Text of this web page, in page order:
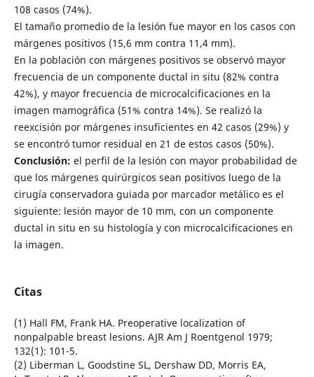
108 casos (74%).
El tamaño promedio de la lesión fue mayor en los casos con
márgenes positivos (15,6 mm contra 11,4 mm).
En la población con márgenes positivos se observó mayor
frecuencia de un componente ductal in situ (82% contra
42%), y mayor frecuencia de microcalcificaciones en la
imagen mamográfica (51% contra 14%). Se realizó la
reexcisión por márgenes insuficientes en 42 casos (29%) y
se encontró tumor residual en 21 de estos casos (50%).
Conclusión: el perfil de la lesión con mayor probabilidad de
que los márgenes quirúrgicos sean positivos luego de la
cirugía conservadora guiada por marcador metálico es el
siguiente: lesión mayor de 10 mm, con un componente
ductal in situ en su histología y con microcalcificaciones en
la imagen.
Citas
(1) Hall FM, Frank HA. Preoperative localization of
nonpalpable breast lesions. AJR Am J Roentgenol 1979;
132(1): 101-5.
(2) Liberman L, Goodstine SL, Dershaw DD, Morris EA,